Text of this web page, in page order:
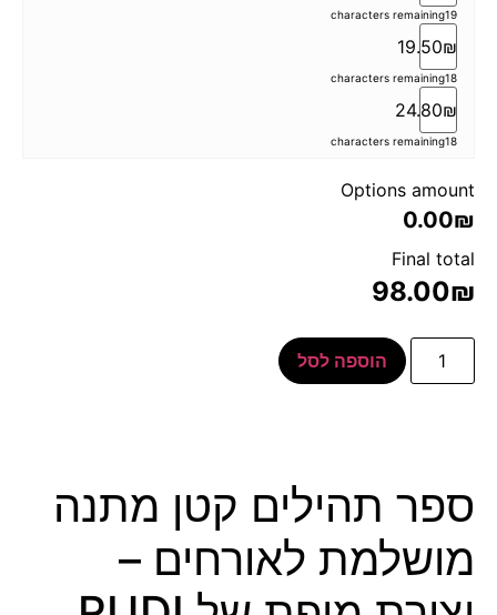
19
characters remaining
19.50₪
18
characters remaining
24.80₪
18
characters remaining
Options amount
0.00₪
Final total
98.00₪
הוספה לסל
ספר תהילים קטן מתנה
מושלמת לאורחים –